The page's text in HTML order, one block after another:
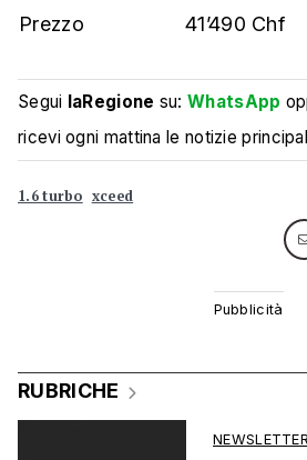
Prezzo
41’490 Chf
Segui laRegione su:WhatsApp
ricevi ogni mattina le notizie
1.6 turbo xceed
RUBRICHE